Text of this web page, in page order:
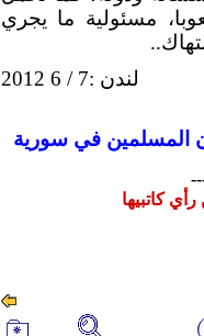
مسئولية ما يجري
لندن :7 / 6 2012
المسلمين في سورية
كاتبيها